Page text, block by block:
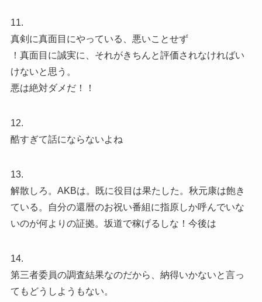
11.
真剣に真面目にやっている、悪いことせず
！真面目に誠実に、それがきちんと評価されなければい
けないと思う。
悪は絶対ダメだ！！
12.
酷すぎて話にならないよね
13.
解散しろ。AKBは。既に役目は果たした。秋元康は飽き
ている。自分の還暦のお祝い番組に指原しか呼んでいな
いのが何よりの証拠。坂道で稼げるしな！今後は
14.
第三者委員の調査結果なのだから、納得いかないと言っ
てもどうしようもない。